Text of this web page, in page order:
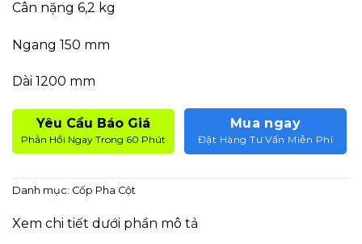
Cân nặng 6,2 kg
Ngang 150 mm
Dài 1200 mm
Yêu Cầu Báo Giá
Phản Hồi Ngay Trong 60 Phút
Mua ngay
Đặt Hàng Tư Vấn Miễn Phí
Danh mục: Cốp Pha Cột
Xem chi tiết dưới phần mô tả